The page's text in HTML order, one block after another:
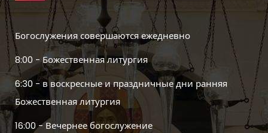
Богослужения совершаются ежедневно
8:00 - Божественная литургия
6:30 - в воскресные и праздничные дни ранняя
Божественная литургия
16:00 - Вечернее богослужение